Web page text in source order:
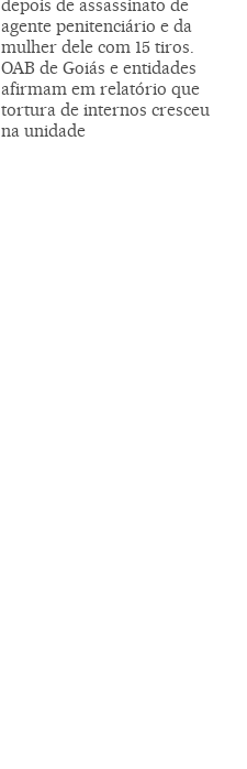
depois de assassinato de
agente penitenciário e da
mulher dele com 15 tiros.
OAB de Goiás e entidades
afirmam em relatório que
tortura de internos cresceu
na unidade